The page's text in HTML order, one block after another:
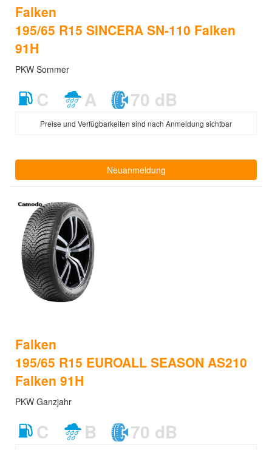
Falken
195/65 R15 SINCERA SN-110 Falken
91H
PKW Sommer
C A 70 dB
Preise und Verfügbarkeiten sind nach Anmeldung sichtbar
Neuanmeldung
Falken
195/65 R15 EUROALL SEASON AS210
Falken 91H
PKW Ganzjahr
C B 70 dB